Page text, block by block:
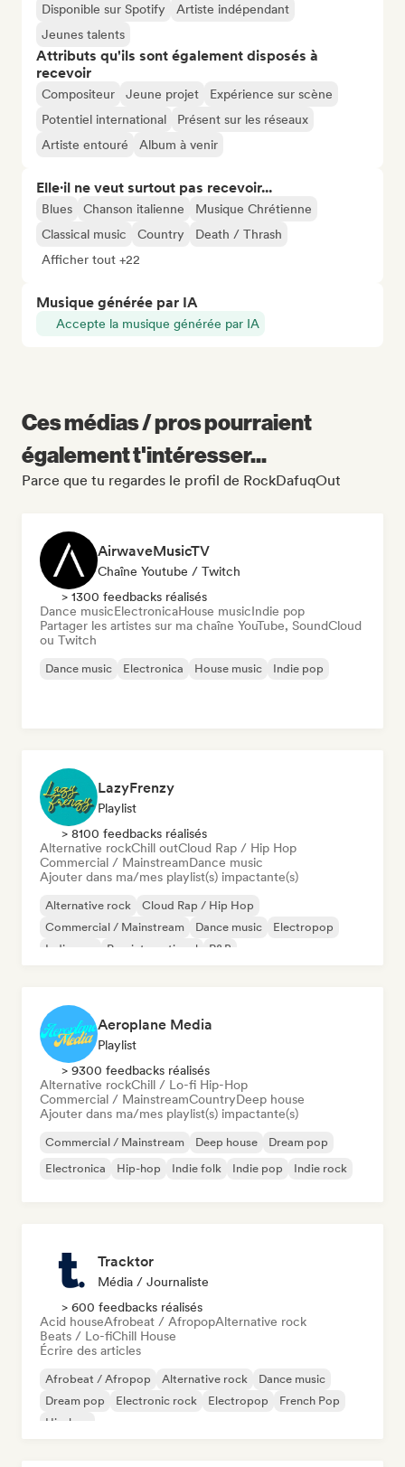
Disponible sur Spotify
Artiste indépendant
Jeunes talents
Attributs qu'ils sont également disposés à
recevoir
Compositeur Jeune projet
Expérience sur scène
Potentiel international
Présent sur les réseaux
Artiste entouré
Album à venir
Elle·il ne veut surtout pas recevoir...
Blues Chanson italienne
Musique Chrétienne
Classical music
Country
Death / Thrash
Afficher tout +22
Musique générée par IA
Accepte la musique générée par IA
Ces médias / pros pourraient
également t'intéresser...
Parce que tu regardes le profil de RockDafuqOut
AirwaveMusicTV
Chaîne Youtube / Twitch
> 1300 feedbacks réalisés
Dance musicElectronicaHouse musicIndie pop
Partager les artistes sur ma chaîne YouTube, SoundCloud
ou Twitch
Dance music Electronica House music Indie pop
LazyFrenzy
Playlist
> 8100 feedbacks réalisés
Alternative rockChill outCloud Rap / Hip Hop
Commercial / MainstreamDance music
Ajouter dans ma/mes playlist(s) impactante(s)
Alternative rock
Cloud Rap / Hip Hop
Commercial / Mainstream
Dance music
Electropop
Indie pop
Pop international R&B
Aeroplane Media
Playlist
> 9300 feedbacks réalisés
Alternative rockChill / Lo-fi Hip-Hop
Commercial / MainstreamCountryDeep house
Ajouter dans ma/mes playlist(s) impactante(s)
Commercial / Mainstream Deep house
Dream pop
Electronica
Hip-hop Indie folk Indie pop Indie rock
Tracktor
Média / Journaliste
> 600 feedbacks réalisés
Acid houseAfrobeat / AfropopAlternative rock
Beats / Lo-fiChill House
Écrire des articles
Afrobeat / Afropop Alternative rock
Dance music
Dream pop
Electronic rock Electropop
French Pop
Hip-hop